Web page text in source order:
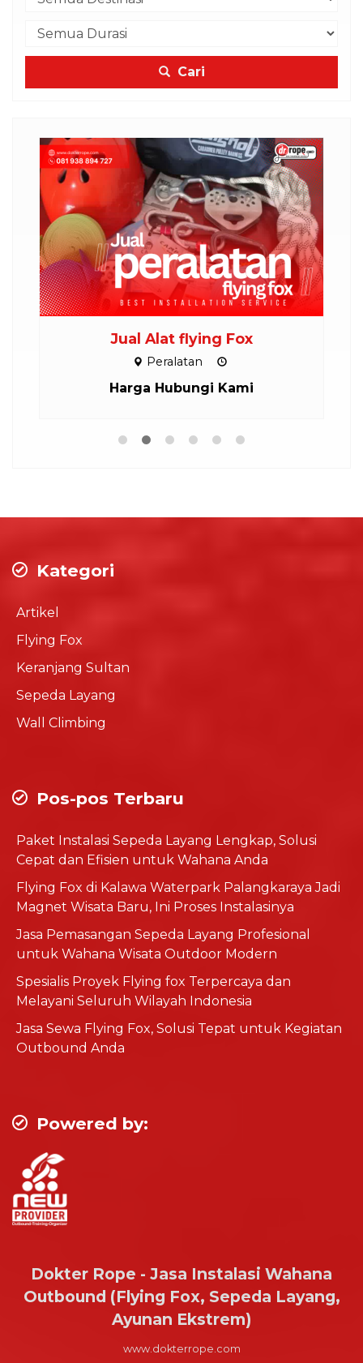
Cari
Jual Alat flying Fox
Peralatan
Harga Hubungi Kami
Kategori
Artikel
Flying Fox
Keranjang Sultan
Sepeda Layang
Wall Climbing
Pos-pos Terbaru
Paket Instalasi Sepeda Layang Lengkap, Solusi
Cepat dan Efisien untuk Wahana Anda
Flying Fox di Kalawa Waterpark Palangkaraya Jadi
Magnet Wisata Baru, Ini Proses Instalasinya
Jasa Pemasangan Sepeda Layang Profesional
untuk Wahana Wisata Outdoor Modern
Spesialis Proyek Flying fox Terpercaya dan
Melayani Seluruh Wilayah Indonesia
Jasa Sewa Flying Fox, Solusi Tepat untuk Kegiatan
Outbound Anda
Powered by:
Dokter Rope - Jasa Instalasi Wahana
Outbound (Flying Fox, Sepeda Layang,
Ayunan Ekstrem)
www.dokterrope.com